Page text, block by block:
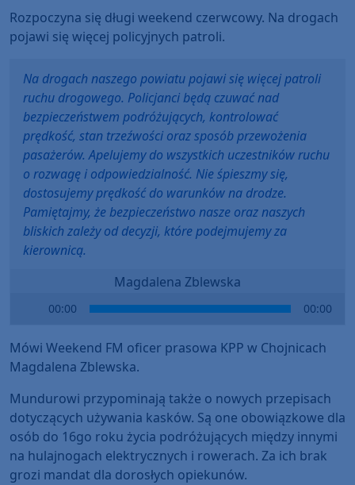
Rozpoczyna się długi weekend czerwcowy. Na drogach
pojawi się więcej policyjnych patroli.
Na drogach naszego powiatu pojawi się więcej patroli
ruchu drogowego. Policjanci będą czuwać nad
bezpieczeństwem podróżujących, kontrolować
prędkość, stan trzeźwości oraz sposób przewożenia
pasażerów. Apelujemy do wszystkich uczestników ruchu
o rozwagę i odpowiedzialność. Nie śpieszmy się,
dostosujemy prędkość do warunków na drodze.
Pamiętajmy, że bezpieczeństwo nasze oraz naszych
bliskich zależy od decyzji, które podejmujemy za
kierownicą.
Magdalena Zblewska
00:00 00:00
Mówi Weekend FM oficer prasowa KPP w Chojnicach
Magdalena Zblewska.
Mundurowi przypominają także o nowych przepisach
dotyczących używania kasków. Są one obowiązkowe dla
osób do 16go roku życia podróżujących między innymi
na hulajnogach elektrycznych i rowerach. Za ich brak
grozi mandat dla dorosłych opiekunów.